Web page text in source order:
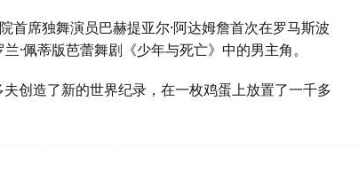
席独舞演员巴赫提亚尔·阿达姆詹首次在罗马斯波
·佩蒂版芭蕾舞剧《少年与死亡》中的男主角。
创造了新的世界纪录，在一枚鸡蛋上放置了一千多